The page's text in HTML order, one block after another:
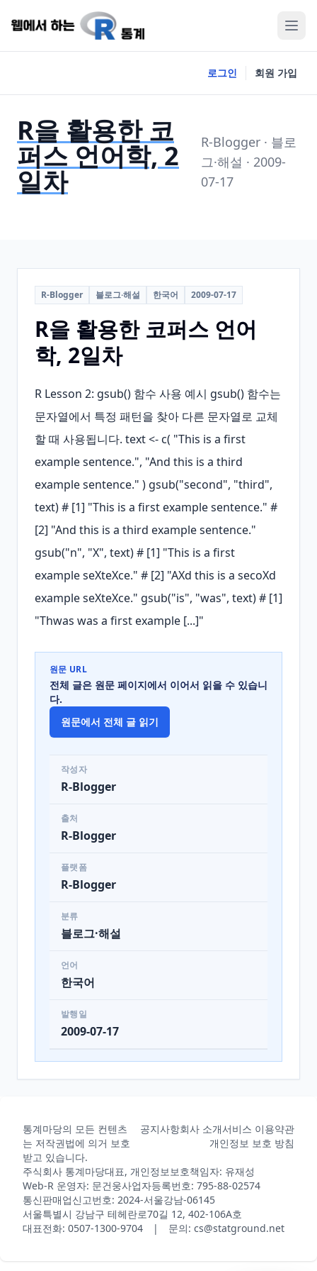
로그인 회원 가입
R을 활용한 코
퍼스 언어학, 2
일차
R-Blogger · 블로
그·해설 · 2009-
07-17
R-Blogger 블로그·해설 한국어 2009-07-17
R을 활용한 코퍼스 언어
학, 2일차
R Lesson 2: gsub() 함수 사용 예시 gsub() 함수는
문자열에서 특정 패턴을 찾아 다른 문자열로 교체
할 때 사용됩니다. text <- c( "This is a first
example sentence.", "And this is a third
example sentence." ) gsub("second", "third",
text) # [1] "This is a first example sentence." #
[2] "And this is a third example sentence."
gsub("n", "X", text) # [1] "This is a first
example seXteXce." # [2] "AXd this is a secoXd
example seXteXce." gsub("is", "was", text) # [1]
"Thwas was a first example [...]"
원문 URL
전체 글은 원문 페이지에서 이어서 읽을 수 있습니
다.
원문에서 전체 글 읽기
작성자
R-Blogger
출처
R-Blogger
플랫폼
R-Blogger
분류
블로그·해설
언어
한국어
발행일
2009-07-17
통계마당의 모든 컨텐츠
는 저작권법에 의거 보호
받고 있습니다.
공지사항회사 소개서비스 이용약관
개인정보 보호 방침
주식회사 통계마당대표, 개인정보보호책임자: 유재성
Web-R 운영자: 문건웅사업자등록번호: 795-88-02574
통신판매업신고번호: 2024-서울강남-06145
서울특별시 강남구 테헤란로70길 12, 402-106A호
대표전화: 0507-1300-9704 | 문의: cs@statground.net